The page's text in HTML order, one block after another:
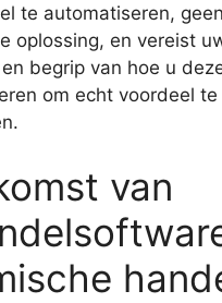
te automatiseren, geen
oplossing, en vereist
begrip van hoe u
om echt voordeel te
van